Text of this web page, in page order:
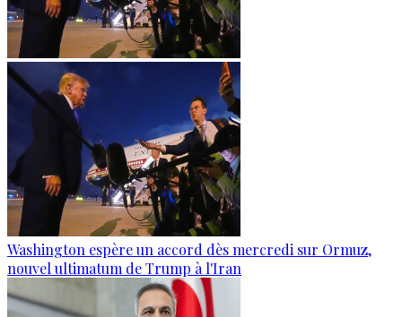
Washington espère un accord dès mercredi sur Ormuz,
nouvel ultimatum de Trump à l'Iran